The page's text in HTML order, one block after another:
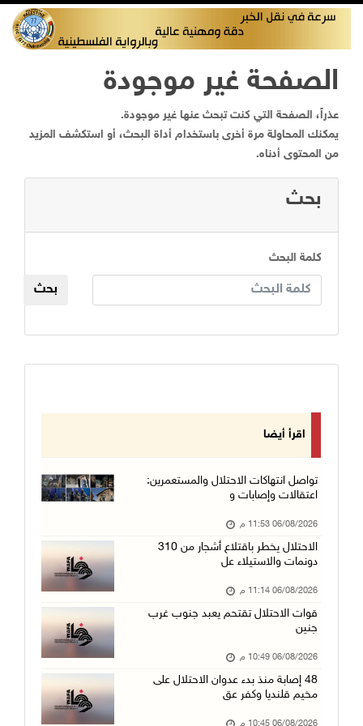
الصفحة غير موجودة
عذراً، الصفحة التي كنت تبحث عنها غير موجودة.
يمكنك المحاولة مرة أخرى باستخدام أداة البحث، أو استكشف المزيد
من المحتوى أدناه.
بحث
كلمة البحث
اقرأ أيضا
تواصل انتهاكات الاحتلال والمستعمرين:
اعتقالات وإصابات و
06/08/2026 11:53 م
الاحتلال يخطر باقتلاع أشجار من 310
دونمات والاستيلاء عل
06/08/2026 11:14 م
قوات الاحتلال تقتحم يعبد جنوب غرب
جنين
06/08/2026 10:49 م
48 إصابة منذ بدء عدوان الاحتلال على
مخيم قلنديا وكفر عق